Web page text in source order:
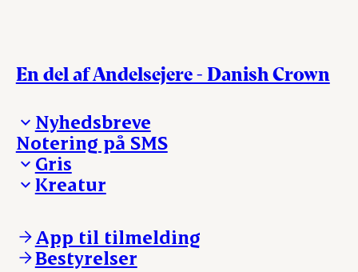
En del af Andelsejere - Danish Crown
Nyhedsbreve
Madinspiration - nyhedsbrev
Notering på SMS
Gris
Ejerinformation
Nyheder
Login
Kreatur
Kontakt os
Notering
Nyheder
App til tilmelding
Bestyrelser